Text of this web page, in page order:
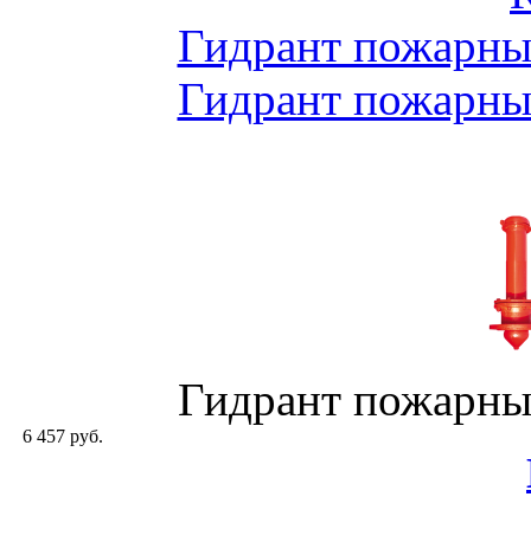
Гидрант
Гидрант
Гидрант
6 457 руб.